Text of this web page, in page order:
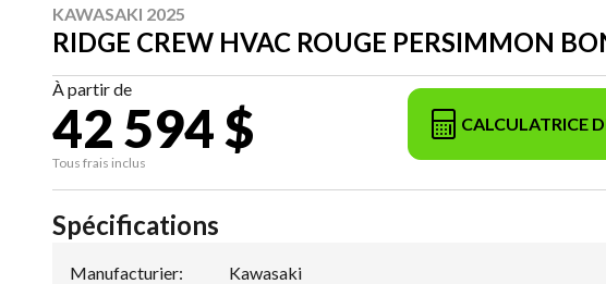
KAWASAKI 2025
RIDGE CREW HVAC ROUGE PERSIMMON
À partir de
42 594 $
Tous frais inclus
CALCULATRICE
Spécifications
Manufacturier: Kawasaki